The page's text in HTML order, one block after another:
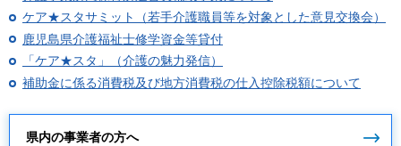
ケア★スタサミット（若手介護職員等を対象とした意見交換会）
鹿児島県介護福祉士修学資金等貸付
「ケア★スタ」（介護の魅力発信）
補助金に係る消費税及び地方消費税の仕入控除税額について
県内の事業者の方へ